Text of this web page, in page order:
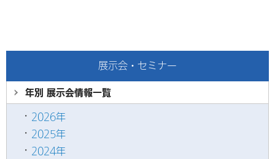
展示会・セミナー
年別 展示会情報一覧
2026年
2025年
2024年